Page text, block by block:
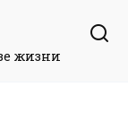
жизни